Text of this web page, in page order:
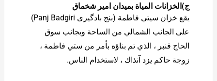
ج)الخزانات المياة بميدان امير شخماق
يقع خزان سيتي فاطمة (بنج بادگیری Panj Badgiri)
على الجانب الشمالي من الساحة وبجانب سوق
الحاج قنبر ، الذي تم بناؤه بأمر من ستي فاطمة ،
زوجة حاكم يزد آنذاك ، لاستخدام الناس.